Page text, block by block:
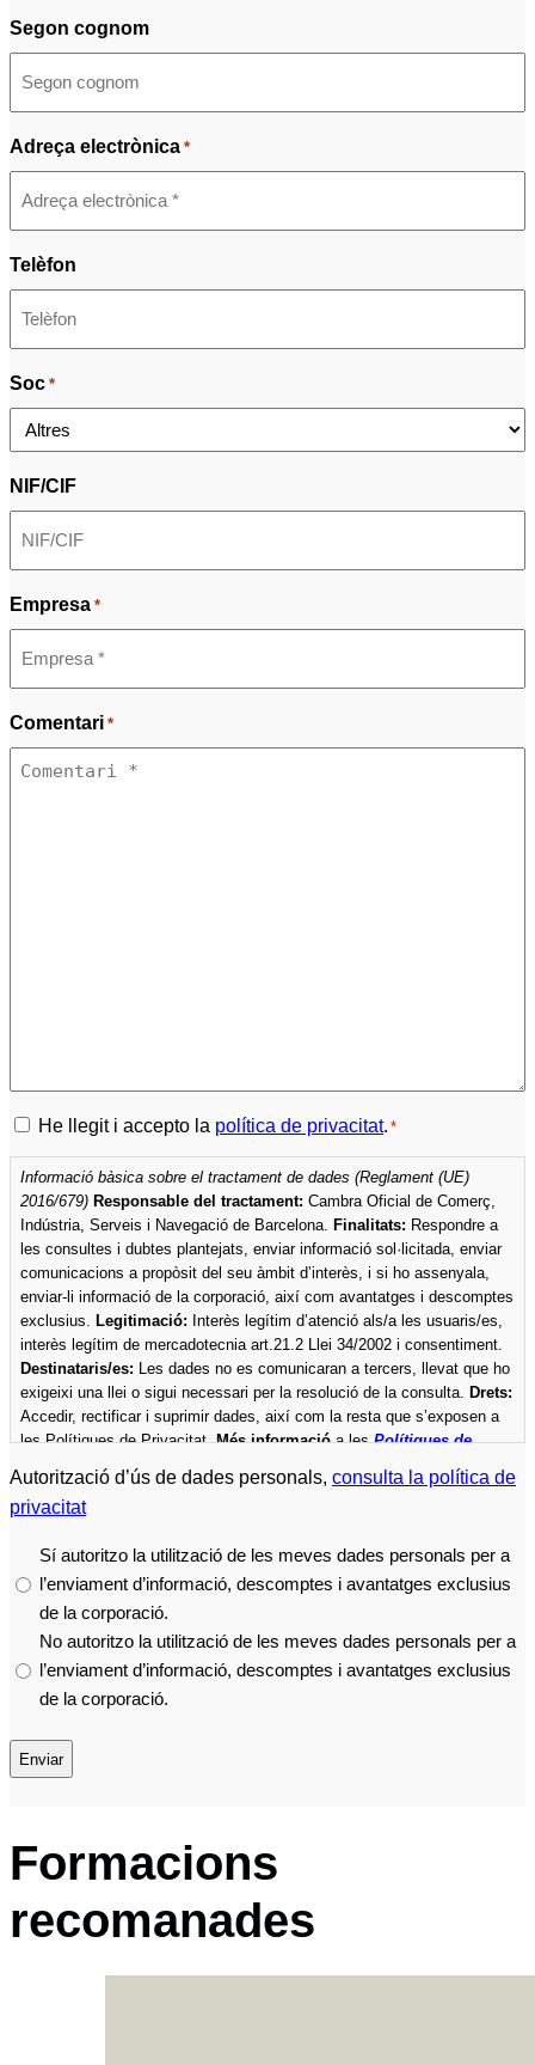
Segon cognom
Adreça electrònica *
Telèfon
Soc *
NIF/CIF
Empresa *
Comentari *
Política
de
privacitat
He llegit i accepto la política de privacitat. *
Informació bàsica sobre el tractament de dades (Reglament (UE)
2016/679) Responsable del tractament: Cambra Oficial de Comerç,
Indústria, Serveis i Navegació de Barcelona. Finalitats: Respondre a
les consultes i dubtes plantejats, enviar informació sol·licitada, enviar
comunicacions a propòsit del seu àmbit d’interès, i si ho assenyala,
enviar-li informació de la corporació, així com avantatges i descomptes
exclusius. Legitimació: Interès legítim d’atenció als/a les usuaris/es,
interès legítim de mercadotecnia art.21.2 Llei 34/2002 i consentiment.
Destinataris/es: Les dades no es comunicaran a tercers, llevat que ho
exigeixi una llei o sigui necessari per la resolució de la consulta. Drets:
Accedir, rectificar i suprimir dades, així com la resta que s’exposen a
les Polítiques de Privacitat.Més informacióa lesPolítiques de
Autorització d’ús de dades personals, consulta la política de
privacitat
Sí autoritzo la utilització de les meves dades personals per a
l’enviament d’informació, descomptes i avantatges exclusius
de la corporació.
No autoritzo la utilització de les meves dades personals per a
l’enviament d’informació, descomptes i avantatges exclusius
de la corporació.
Formacions
recomanades